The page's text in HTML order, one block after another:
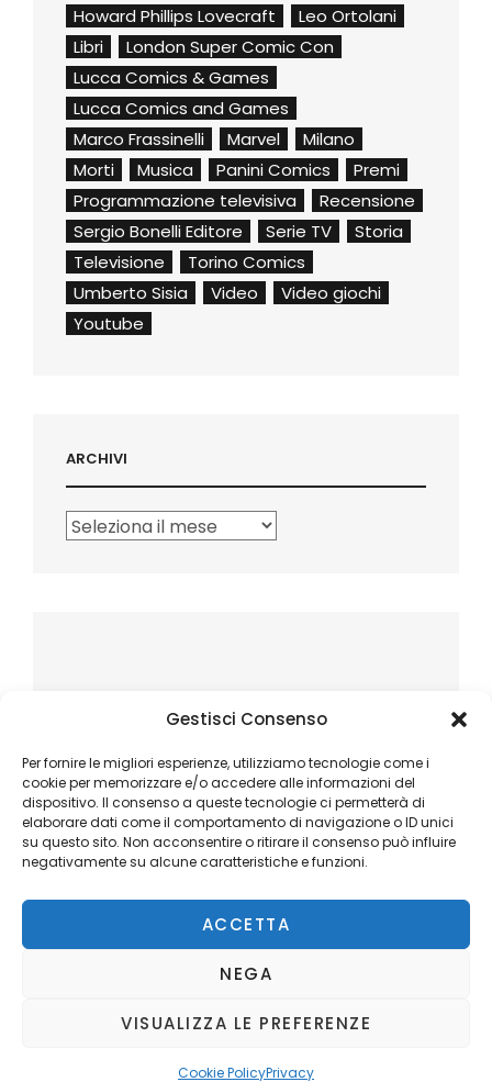
Gestisci Consenso
Per fornire le migliori esperienze, utilizziamo tecnologie come i
cookie per memorizzare e/o accedere alle informazioni del
dispositivo. Il consenso a queste tecnologie ci permetterà di
elaborare dati come il comportamento di navigazione o ID unici
su questo sito. Non acconsentire o ritirare il consenso può influire
negativamente su alcune caratteristiche e funzioni.
ACCETTA
NEGA
VISUALIZZA LE PREFERENZE
Cookie PolicyPrivacy
Howard Phillips Lovecraft
Leo Ortolani
Libri
London Super Comic Con
Lucca Comics & Games
Lucca Comics and Games
Marco Frassinelli
Marvel
Milano
Morti
Musica Panini Comics
Premi
Programmazione televisiva
Recensione
Sergio Bonelli Editore
Serie TV
Storia
Televisione
Torino Comics
Umberto Sisia
Video
Video giochi
Youtube
ARCHIVI
Archivi
Copyright © 2026Ilblogger.it. All Rights Reserved.
Catch Mag byCatch Themes